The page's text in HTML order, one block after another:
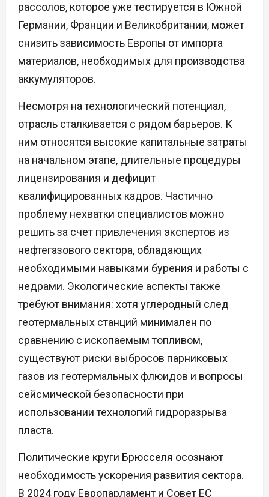
рассолов, которое уже тестируется в Южной
Германии, Франции и Великобритании, может
снизить зависимость Европы от импорта
материалов, необходимых для производства
аккумуляторов.
Несмотря на технологический потенциал,
отрасль сталкивается с рядом барьеров. К
ним относятся высокие капитальные затраты
на начальном этапе, длительные процедуры
лицензирования и дефицит
квалифицированных кадров. Частично
проблему нехватки специалистов можно
решить за счет привлечения экспертов из
нефтегазового сектора, обладающих
необходимыми навыками бурения и работы с
недрами. Экологические аспекты также
требуют внимания: хотя углеродный след
геотермальных станций минимален по
сравнению с ископаемым топливом,
существуют риски выбросов парниковых
газов из геотермальных флюидов и вопросы
сейсмической безопасности при
использовании технологий гидроразрыва
пласта.
Политические круги Брюсселя осознают
необходимость ускорения развития сектора.
В 2024 году Европарламент и Совет ЕС